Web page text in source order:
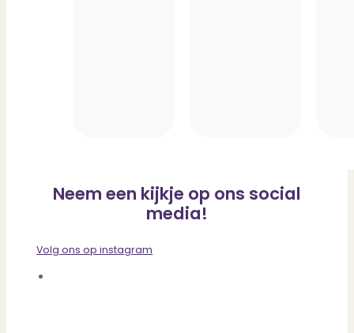
Neem een kijkje op ons social
media!
Volg ons op instagram